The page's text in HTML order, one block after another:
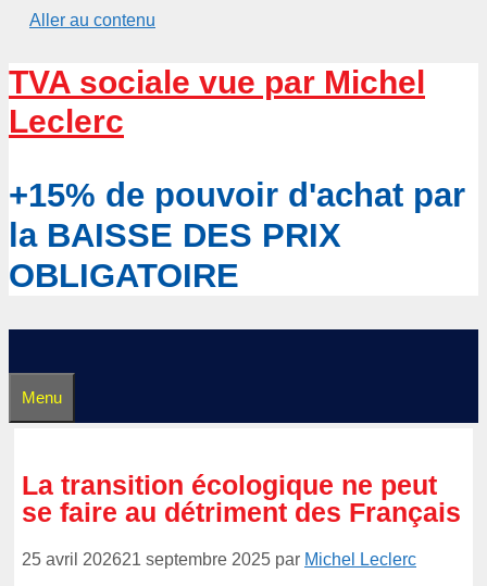
Aller au contenu
TVA sociale vue par Michel
Leclerc
+15% de pouvoir d'achat par
la BAISSE DES PRIX
OBLIGATOIRE
Menu
La transition écologique ne peut
se faire au détriment des Français
25 avril 202621 septembre 2025 par Michel Leclerc